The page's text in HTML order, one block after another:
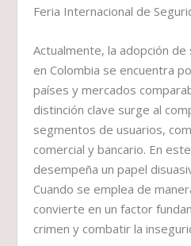
Feria Internacional de
Actualmente, la adopción
en Colombia se encuentra
países y mercados
distinción clave surge al
segmentos de usuarios,
comercial y bancario. En
desempeña un papel
Cuando se emplea de
convierte en un factor
crimen y combatir la